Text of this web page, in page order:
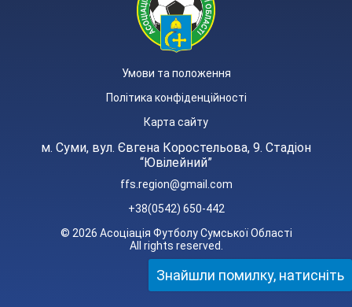
Умови та положення
Політика конфіденційності
Карта сайту
м. Суми, вул. Євгена Коростельова, 9. Стадіон
“Ювілейний”
ffs.region@gmail.com
+38(0542) 650-442
© 2026 Асоціація Футболу Сумської Області
All rights reserved.
Знайшли помилку, натисніть